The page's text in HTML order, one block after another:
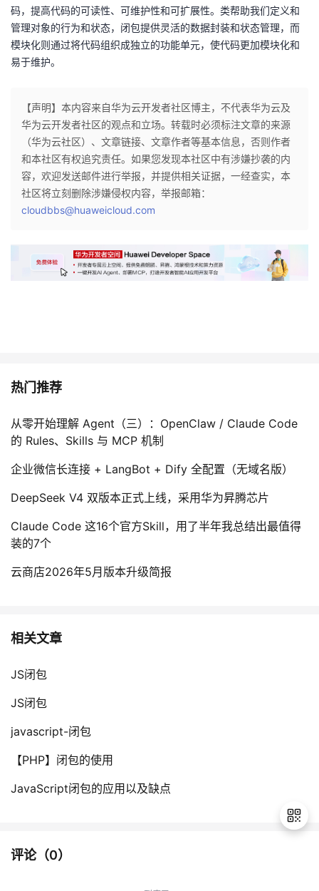
码，提高代码的可读性、可维护性和可扩展性。类帮助我们定义和
管理对象的行为和状态，闭包提供灵活的数据封装和状态管理，而
模块化则通过将代码组织成独立的功能单元，使代码更加模块化和
易于维护。
【声明】本内容来自华为云开发者社区博主，不代表华为云及
华为云开发者社区的观点和立场。转载时必须标注文章的来源
（华为云社区）、文章链接、文章作者等基本信息，否则作者
和本社区有权追究责任。如果您发现本社区中有涉嫌抄袭的内
容，欢迎发送邮件进行举报，并提供相关证据，一经查实，本
社区将立刻删除涉嫌侵权内容，举报邮箱：
cloudbbs@huaweicloud.com
热门推荐
从零开始理解 Agent（三）：OpenClaw / Claude Code
的 Rules、Skills 与 MCP 机制
企业微信长连接 + LangBot + Dify 全配置（无域名版）
DeepSeek V4 双版本正式上线，采用华为昇腾芯片
Claude Code 这16个官方Skill，用了半年我总结出最值得
装的7个
云商店2026年5月版本升级简报
相关文章
JS闭包
JS闭包
javascript-闭包
【PHP】闭包的使用
JavaScript闭包的应用以及缺点
评论（0）